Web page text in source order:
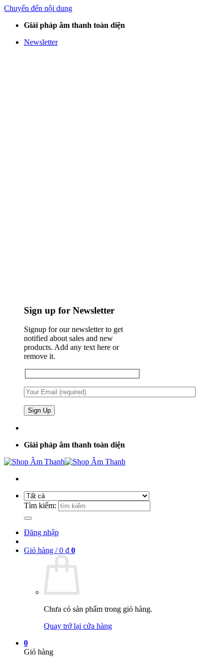
Chuyển đến nội dung
Giải pháp âm thanh toàn diện
Newsletter
Sign up for Newsletter
Signup for our newsletter to get
notified about sales and new
products. Add any text here or
remove it.
Giải pháp âm thanh toàn diện
Tìm kiếm:
Đăng nhập
Giỏ hàng /0 ₫ 0
Chưa có sản phẩm trong giỏ hàng.
Quay trở lại cửa hàng
0
Giỏ hàng